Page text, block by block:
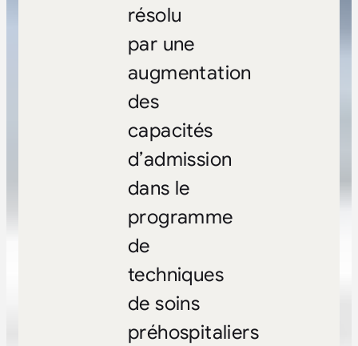
résolu
par une
augmentation
des
capacités
d’admission
dans le
programme
de
techniques
de soins
préhospitaliers